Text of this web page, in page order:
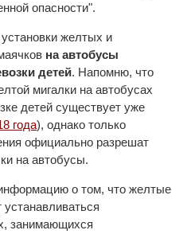
опасности".
желтых и
на автобусы
детей. Напомню, что
мигалки на автобусах
детей существует уже
года), однако только
официально разрешат
на автобусы.
о том, что желтые
занимающихся